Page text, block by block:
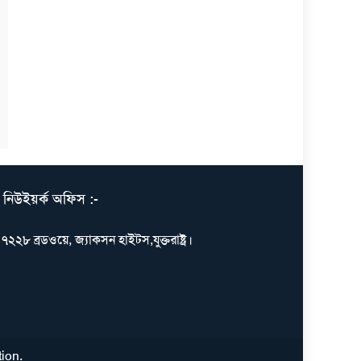
নিউইয়র্ক অফিস :-
৭২২৮ ব্রডওয়ে, জ্যাকসন হাইটস,যুক্তরাষ্ট্র।
.